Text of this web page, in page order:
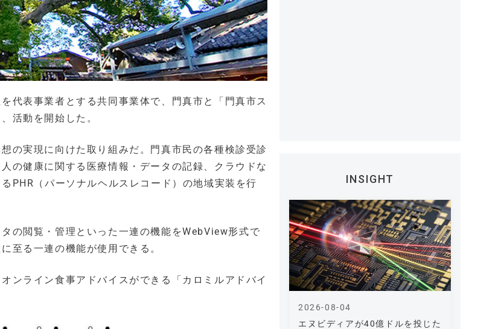
代表事業者とする共同事業体で、門真市と「門真市ス
活動を開始した。
の実現に向けた取り組みだ。門真市民の各種検診受診
の健康に関する医療情報・データの記録、クラウドな
PHR（パーソナルヘルスレコード）の地域実装を行
の閲覧・管理といった一連の機能をWebView形式で
至る一連の機能が使用できる。
ンライン食事アドバイスができる「カロミルアドバイ
INSIGHT
エヌビディアが40億ドルを投じた
2026-08-04